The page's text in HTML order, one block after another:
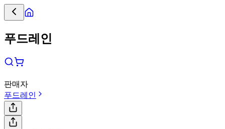
푸드레인
판매자
푸드레인